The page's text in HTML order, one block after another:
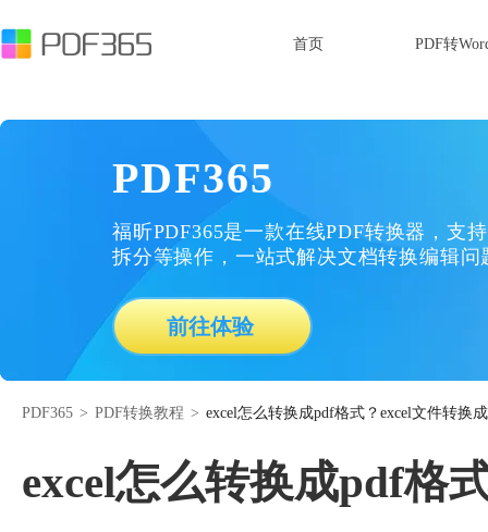
首页 PDF转
PDF365
福昕PDF365是一款在线PDF转换器，支
拆分等操作，一站式解决文档转换编辑问
前往体验
PDF365 > PDF转换教程 > excel怎么转换成pdf格式？excel文件转换
excel怎么转换成pdf格